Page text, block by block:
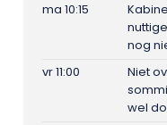
ma 10:15
nog
vr 11:00
Niet
wel